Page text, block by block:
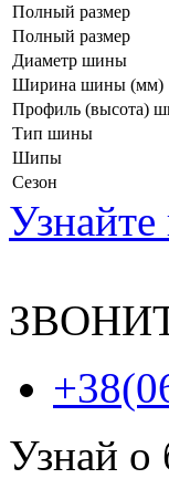
Полный размер
Полный размер
Диаметр шины
Ширина шины (мм)
Профиль (высота)
Тип шины
Шипы
Сезон
Узнай о